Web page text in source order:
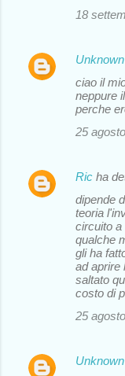
18
Unknown
ciao il
neppure
perche
25
Ric ha
dipende
teoria
circuito a
qualche
gli ha
ad aprire
saltato
costo di
25
Unknown